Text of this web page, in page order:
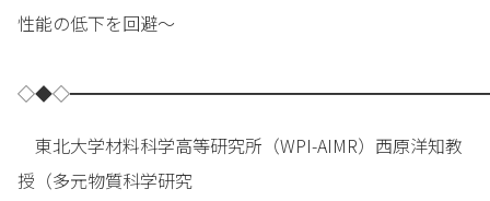
性能の低下を回避～
東北大学材料科学高等研究所（WPI-AIMR）西原洋知教
授（多元物質科学研究